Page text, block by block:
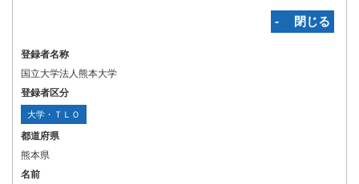
‐ 閉じる
登録者名称
国立大学法人熊本大学
登録者区分
大学・ＴＬＯ
都道府県
熊本県
名前